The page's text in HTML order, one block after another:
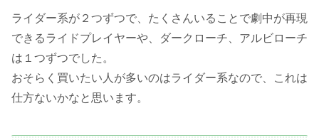
ライダー系が２つずつで、たくさんいることで劇中が再現
できるライドプレイヤーや、ダークローチ、アルビローチ
は１つずつでした。
おそらく買いたい人が多いのはライダー系なので、これは
仕方ないかなと思います。